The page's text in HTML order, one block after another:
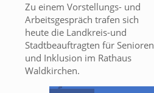
Zu einem Vorstellungs- und
Arbeitsgespräch trafen sich
heute die Landkreis-und
Stadtbeauftragten für Senioren
und Inklusion im Rathaus
Waldkirchen.